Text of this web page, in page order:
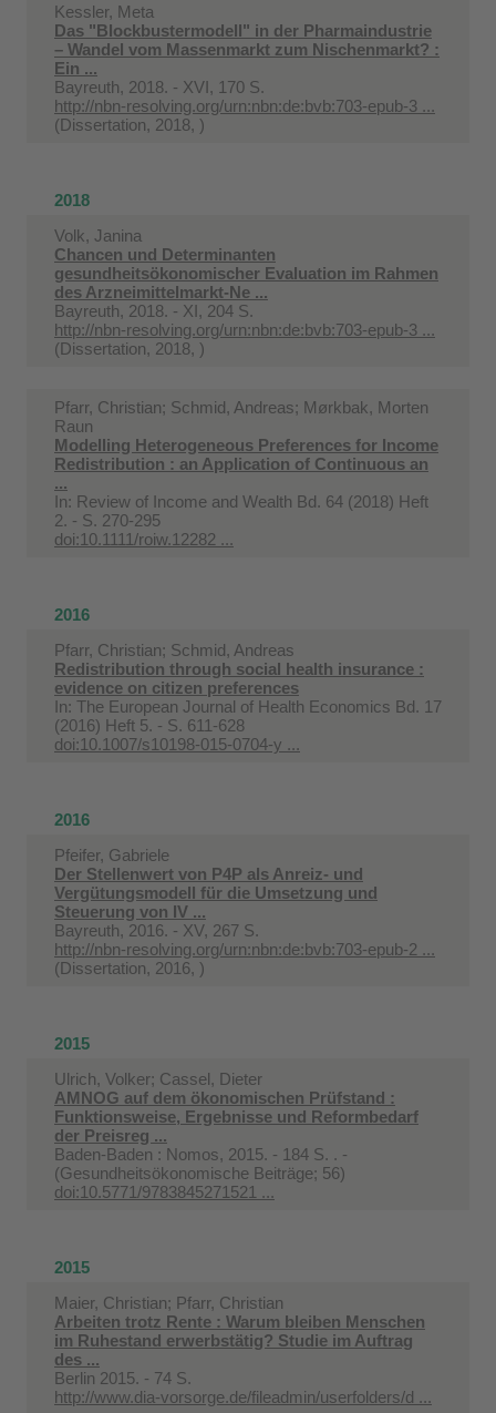
Kessler, Meta
Das "Blockbustermodell" in der Pharmaindustrie
– Wandel vom Massenmarkt zum Nischenmarkt? :
Ein ...
Bayreuth, 2018. - XVI, 170 S.
http://nbn-resolving.org/urn:nbn:de:bvb:703-epub-3 ...
(Dissertation, 2018, )
2018
Volk, Janina
Chancen und Determinanten
gesundheitsökonomischer Evaluation im Rahmen
des Arzneimittelmarkt-Ne ...
Bayreuth, 2018. - XI, 204 S.
http://nbn-resolving.org/urn:nbn:de:bvb:703-epub-3 ...
(Dissertation, 2018, )
Pfarr, Christian; Schmid, Andreas; Mørkbak, Morten
Raun
Modelling Heterogeneous Preferences for Income
Redistribution : an Application of Continuous an
...
In: Review of Income and Wealth Bd. 64 (2018) Heft
2. - S. 270-295
doi:10.1111/roiw.12282 ...
2016
Pfarr, Christian; Schmid, Andreas
Redistribution through social health insurance :
evidence on citizen preferences
In: The European Journal of Health Economics Bd. 17
(2016) Heft 5. - S. 611-628
doi:10.1007/s10198-015-0704-y ...
2016
Pfeifer, Gabriele
Der Stellenwert von P4P als Anreiz- und
Vergütungsmodell für die Umsetzung und
Steuerung von IV ...
Bayreuth, 2016. - XV, 267 S.
http://nbn-resolving.org/urn:nbn:de:bvb:703-epub-2 ...
(Dissertation, 2016, )
2015
Ulrich, Volker; Cassel, Dieter
AMNOG auf dem ökonomischen Prüfstand :
Funktionsweise, Ergebnisse und Reformbedarf
der Preisreg ...
Baden-Baden : Nomos, 2015. - 184 S. . -
(Gesundheitsökonomische Beiträge; 56)
doi:10.5771/9783845271521 ...
2015
Maier, Christian; Pfarr, Christian
Arbeiten trotz Rente : Warum bleiben Menschen
im Ruhestand erwerbstätig? Studie im Auftrag
des ...
Berlin 2015. - 74 S.
http://www.dia-vorsorge.de/fileadmin/userfolders/d ...